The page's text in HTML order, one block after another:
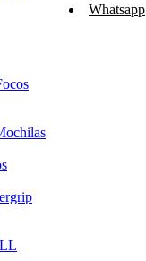
Whatsapp